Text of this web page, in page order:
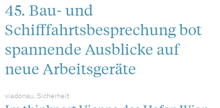
45. Bau- und
Schifffahrtsbesprechung bot
spannende Ausblicke auf
neue Arbeitsgeräte
viadonau, Sicherheit